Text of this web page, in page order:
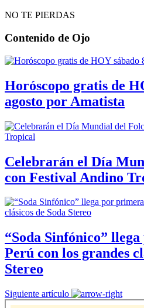
NO TE PIERDAS
Contenido de Ojo
Horóscopo gratis de
agosto por Amatista
Celebrarán el Día
con Festival Andino
“Soda Sinfónico”
Perú con los grandes
Stereo
Siguiente artículo